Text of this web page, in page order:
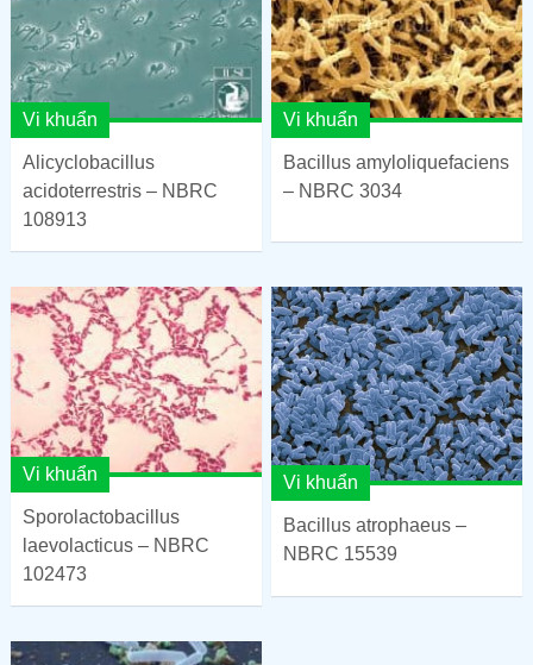
Vi khuẩn
Alicyclobacillus
acidoterrestris – NBRC
108913
Vi khuẩn
Bacillus amyloliquefaciens
– NBRC 3034
Vi khuẩn
Sporolactobacillus
laevolacticus – NBRC
102473
Vi khuẩn
Bacillus atrophaeus –
NBRC 15539